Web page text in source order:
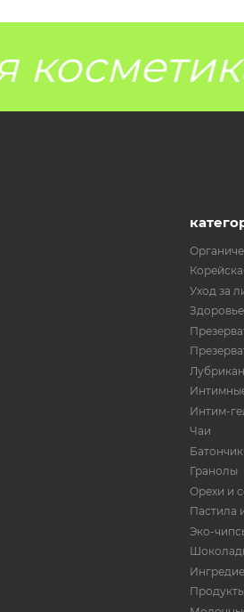
Уход за
Интим-
Чаи
Гранолы
Орехи и
Пастила
Эко-